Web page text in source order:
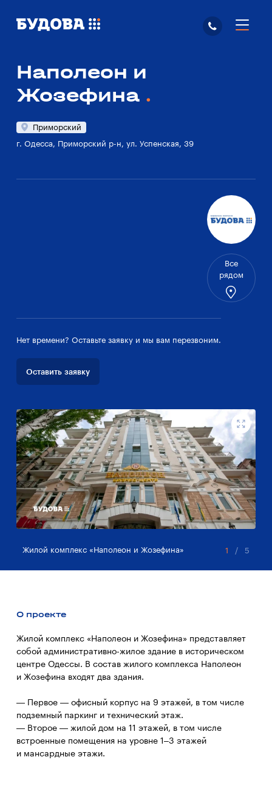
Наполеон и
Жозефина
Приморский
г. Одесса, Приморский р-н, ул. Успенская, 39
Все
рядом
Нет времени? Оставьте заявку и мы вам перезвоним.
Оставить заявку
Жилой комплекс «Наполеон и Жозефина» 1 / 5
О проекте
Жилой комплекс «Наполеон и Жозефина» представляет
собой административно-жилое здание в историческом
центре Одессы. В состав жилого комплекса Наполеон
и Жозефина входят два здания.
— Первое — офисный корпус на 9 этажей, в том числе
подземный паркинг и технический этаж.
— Второе — жилой дом на 11 этажей, в том числе
встроенные помещения на уровне 1–3 этажей
и мансардные этажи.